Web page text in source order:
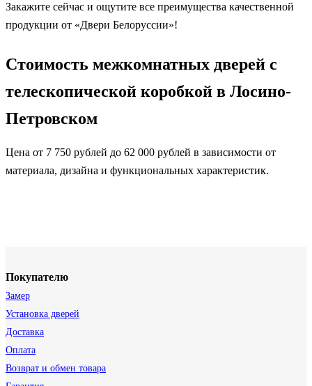
Закажите сейчас и ощутите все преимущества качественной
продукции от «Двери Белоруссии»!
Стоимость межкомнатных дверей с
телескопической коробкой в Лосино-
Петровском
Цена от 7 750 рублей до 62 000 рублей в зависимости от
материала, дизайна и функциональных характеристик.
Покупателю
Замер
Установка дверей
Доставка
Оплата
Возврат и обмен товара